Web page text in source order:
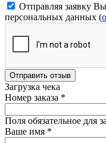
Отправляя заявку
персональных данных (
Отправить отзыв
Загрузка чека
Номер заказа *
Поля обязательное для
Ваше имя *